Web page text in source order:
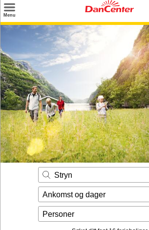
Menu
Søk
Inspirasjon
Info
Service
Kontakt
Eier login
Stryn
Ankomst og dager
Personer